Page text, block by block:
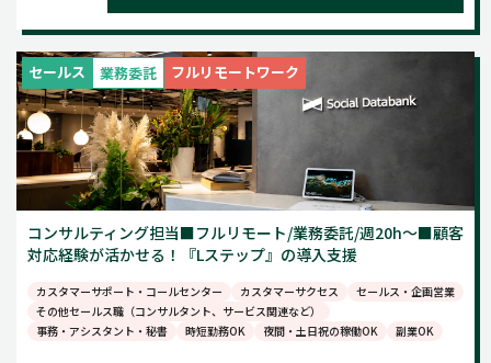
セールス 業務委託 フルリモートワーク
コンサルティング担当■フルリモート/業務委託/週20h～■顧客
対応経験が活かせる！『Lステップ』の導入支援
カスタマーサポート・コールセンター カスタマーサクセス
セールス・企画営業
その他セールス職（コンサルタント、サービス関連など）
事務・アシスタント・秘書
時短勤務OK 夜間・土日祝の稼働OK 副業OK